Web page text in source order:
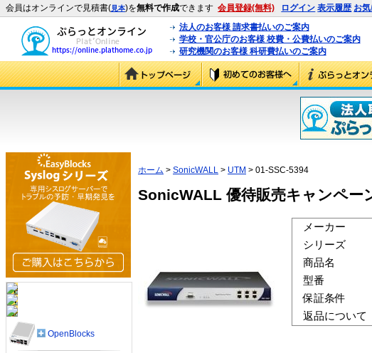
会員はオンラインで見積書(見本)を無料で作成できます 会員登録(無料) ログイン 表示履歴 お
法人のお客様 請求書払いのご案内
学校・官公庁のお客様 校費・公費払いのご案内
研究機関のお客様 科研費払いのご案内
ホーム > SonicWALL > UTM > 01-SSC-5394
SonicWALL 優待販売キャンペー
メーカー
シリーズ
商品名
型番
保証条件
返品について
OpenBlocks